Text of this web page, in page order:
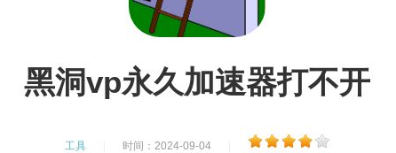
黑洞vp永久加速器打不开
工具 时间：2024-09-04